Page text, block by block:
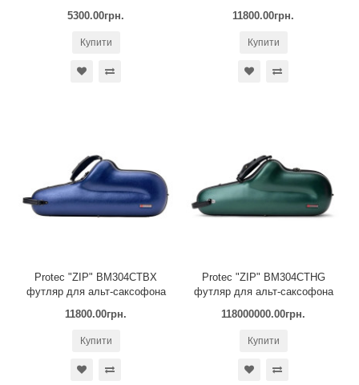
5300.00грн.
Купити
11800.00грн.
Купити
Protec "ZIP" BM304CTBX
футляр для альт-саксофона
11800.00грн.
Купити
Protec "ZIP" BM304CTHG
футляр для альт-саксофона
118000000.00грн.
Купити